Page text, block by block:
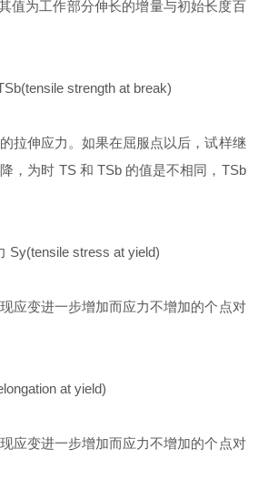
值为工作部分伸长的增量与初始长度百
strength at break)
伸应力。如果在屈服点以后，试样继
，为时 TS 和 TSb 的值是不相同，TSb
stress at yield)
变进一步增加而应力不增加的个点对
at yield)
变进一步增加而应力不增加的个点对